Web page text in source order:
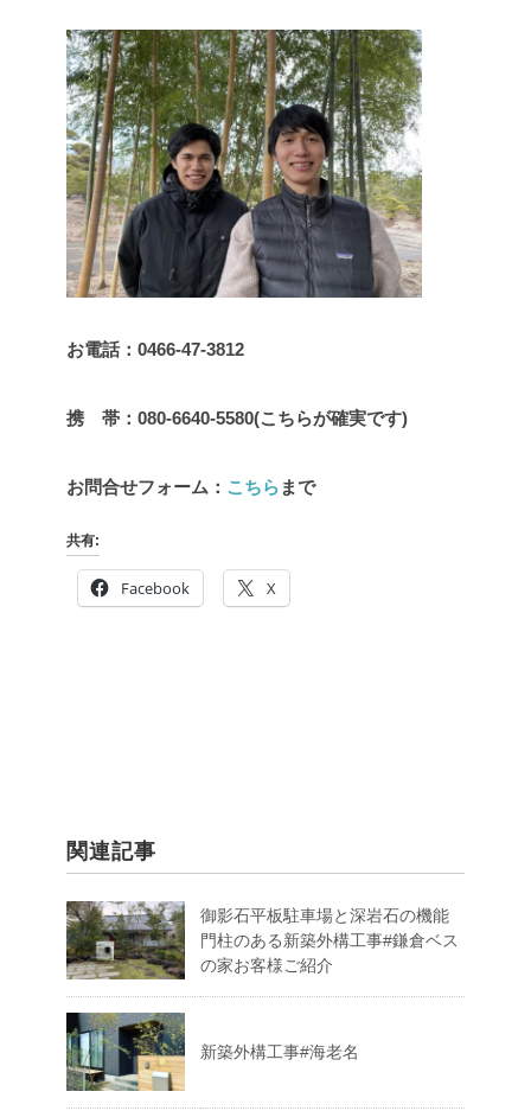
お電話：0466-47-3812
携 帯：080-6640-5580(こちらが確実です)
お問合せフォーム： こちら まで
共有:
Facebook X
関連記事
御影石平板駐車場と深岩石の機能
門柱のある新築外構工事#鎌倉ベス
の家お客様ご紹介
新築外構工事#海老名